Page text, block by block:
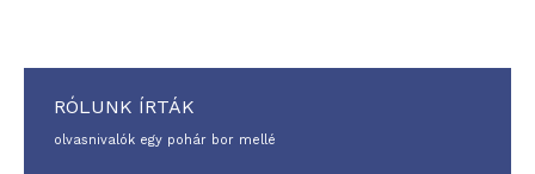
RÓLUNK ÍRTÁK
olvasnivalók egy pohár bor mellé